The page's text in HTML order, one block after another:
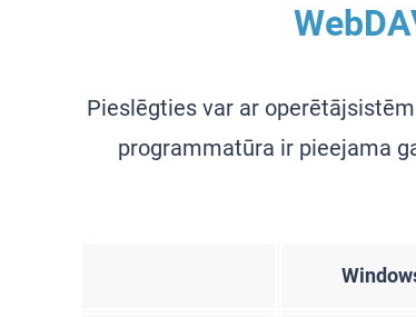
Pieslēgties var ar
programmatūra ir pieejama